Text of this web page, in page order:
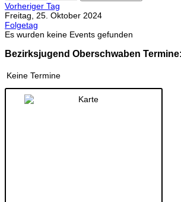
Vorheriger Tag
Freitag, 25. Oktober 2024
Folgetag
Es wurden keine Events gefunden
Bezirksjugend Oberschwaben Termine:
Keine Termine